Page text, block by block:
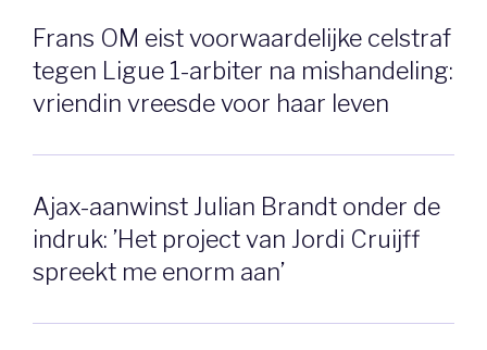
Frans OM eist voorwaardelijke celstraf
tegen Ligue 1-arbiter na mishandeling:
vriendin vreesde voor haar leven
Ajax-aanwinst Julian Brandt onder de
indruk: ’Het project van Jordi Cruijff
spreekt me enorm aan’